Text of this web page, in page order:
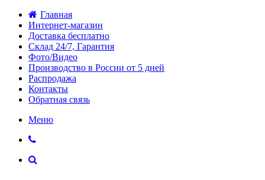
Главная
Интернет-магазин
Доставка бесплатно
Склад 24/7, Гарантия
Фото/Видео
Производство в России от 5 дней
Распродажа
Контакты
Обратная связь
Меню